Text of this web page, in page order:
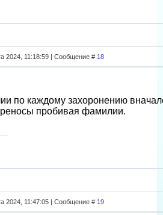
2024, 11:18:59 | Сообщение # 18
по каждому захоронению
пробивая фамилии.
2024, 11:47:05 | Сообщение # 19